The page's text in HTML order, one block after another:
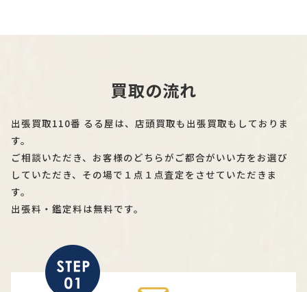
買取の流れ
出張買取110番 るる屋は、店頭買取も出張買取もしておりま
す。
ご相談いただき、お客様のどちらがご都合がいい方をお選び
していただき、その場で１点１点査定をさせていただきま
す。
出張料・鑑定料は無料です。